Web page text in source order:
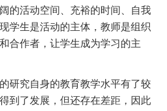
的活动空间、充裕的时间、自我
学生是活动的主体，教师是组织
合作者，让学生成为学习的主
究自身的教育教学水平有了较
到了发展，但还存在差距，因此